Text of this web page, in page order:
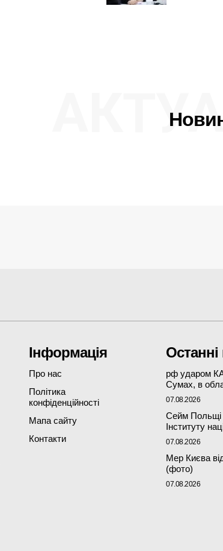
Інформація
Про нас
Політика
конфіденційності
Мапа сайту
Контакти
рф ударом
Сумах, в
07.08.2026
Сейм Польщі
Інституту
07.08.2026
Мер Києва
(фото)
07.08.2026